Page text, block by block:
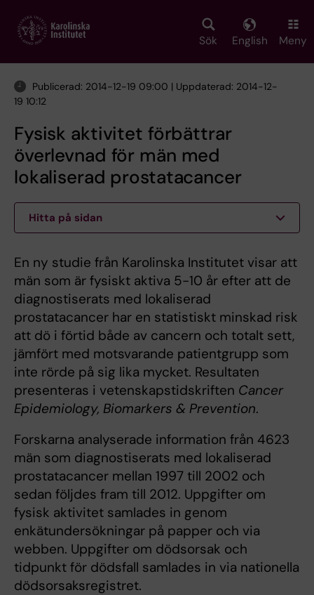
main
Sök English Meny
Publicerad: 2014-12-19 09:00 | Uppdaterad: 2014-12-
19 10:12
Fysisk aktivitet förbättrar
överlevnad för män med
lokaliserad prostatacancer
Hitta på sidan
En ny studie från Karolinska Institutet visar att
män som är fysiskt aktiva 5-10 år efter att de
diagnostiserats med lokaliserad
prostatacancer har en statistiskt minskad risk
att dö i förtid både av cancern och totalt sett,
jämfört med motsvarande patientgrupp som
inte rörde på sig lika mycket. Resultaten
presenteras i vetenskapstidskriften Cancer
Epidemiology, Biomarkers & Prevention.
Forskarna analyserade information från 4623
män som diagnostiserats med lokaliserad
prostatacancer mellan 1997 till 2002 och
sedan följdes fram till 2012. Uppgifter om
fysisk aktivitet samlades in genom
enkätundersökningar på papper och via
webben. Uppgifter om dödsorsak och
tidpunkt för dödsfall samlades in via nationella
dödsorsaksregistret.